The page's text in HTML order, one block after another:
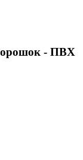
- ПВХ